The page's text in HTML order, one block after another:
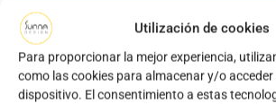
Utilización de cookies
Para proporcionar la mejor experiencia,
como las cookies para almacenar y/o
dispositivo. El consentimiento a estas
En un mundo en transformación, las
juegan un papel crucial en la reducción
de carbono y la gestión responsable de
Sunna Design, este enfoque no es solo